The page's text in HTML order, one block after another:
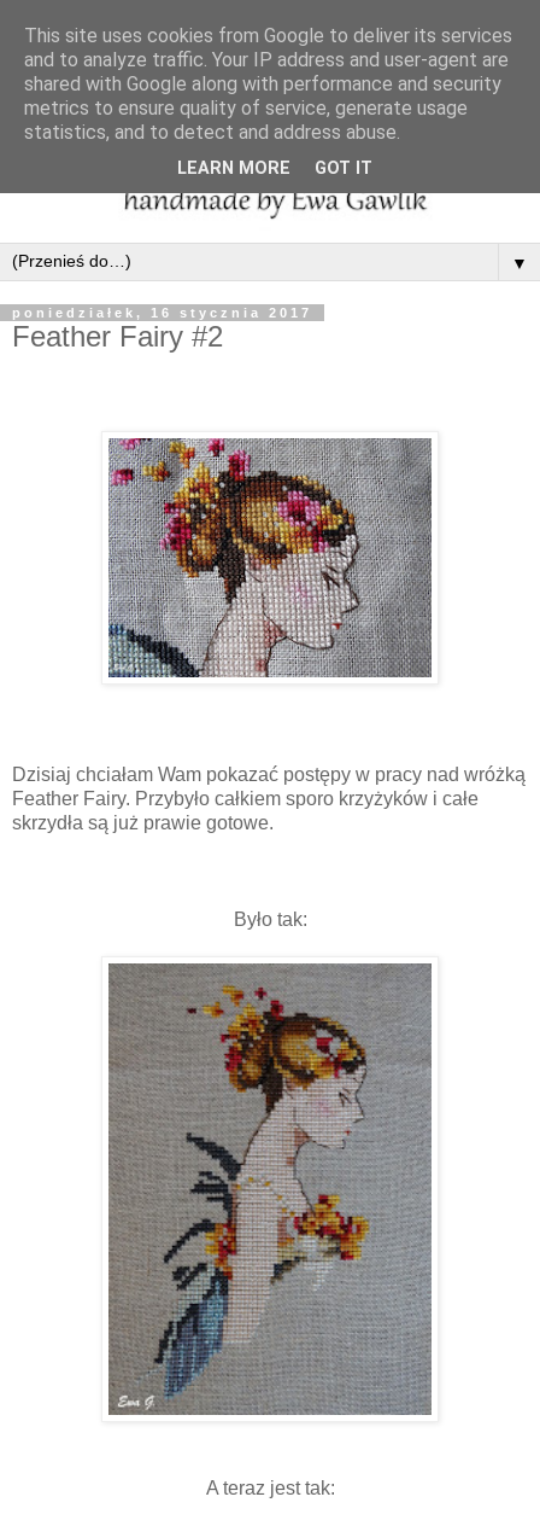
▼
poniedziałek, 16 stycznia 2017
Feather Fairy #2
Dzisiaj chciałam Wam pokazać postępy w pracy nad wróżką
Feather Fairy. Przybyło całkiem sporo krzyżyków i całe
skrzydła są już prawie gotowe.
Było tak:
A teraz jest tak:
This site uses cookies from Google to deliver its services
and to analyze traffic. Your IP address and user-agent are
shared with Google along with performance and security
metrics to ensure quality of service, generate usage
statistics, and to detect and address abuse.
LEARN MORE GOT IT